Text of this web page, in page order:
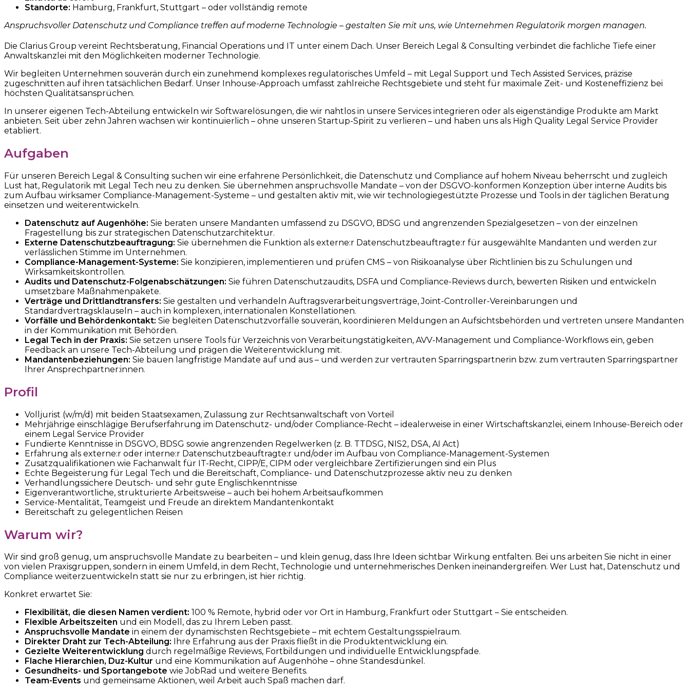
Standorte: Hamburg, Frankfurt, Stuttgart – oder vollständig remote
Anspruchsvoller Datenschutz und Compliance treffen auf moderne Technologie – gestalten Sie mit uns, wie Unternehmen Regulatorik morgen managen.
Die Clarius Group vereint Rechtsberatung, Financial Operations und IT unter einem Dach. Unser Bereich Legal & Consulting verbindet die fachliche Tiefe einer
Anwaltskanzlei mit den Möglichkeiten moderner Technologie.
Wir begleiten Unternehmen souverän durch ein zunehmend komplexes regulatorisches Umfeld – mit Legal Support und Tech Assisted Services, präzise
zugeschnitten auf ihren tatsächlichen Bedarf. Unser Inhouse-Approach umfasst zahlreiche Rechtsgebiete und steht für maximale Zeit- und Kosteneffizienz bei
höchsten Qualitätsansprüchen.
In unserer eigenen Tech-Abteilung entwickeln wir Softwarelösungen, die wir nahtlos in unsere Services integrieren oder als eigenständige Produkte am Markt
anbieten. Seit über zehn Jahren wachsen wir kontinuierlich – ohne unseren Startup-Spirit zu verlieren – und haben uns als High Quality Legal Service Provider
etabliert.
Aufgaben
Für unseren Bereich Legal & Consulting suchen wir eine erfahrene Persönlichkeit, die Datenschutz und Compliance auf hohem Niveau beherrscht und zugleich
Lust hat, Regulatorik mit Legal Tech neu zu denken. Sie übernehmen anspruchsvolle Mandate – von der DSGVO-konformen Konzeption über interne Audits bis
zum Aufbau wirksamer Compliance-Management-Systeme – und gestalten aktiv mit, wie wir technologiegestützte Prozesse und Tools in der täglichen Beratung
einsetzen und weiterentwickeln.
Datenschutz auf Augenhöhe: Sie beraten unsere Mandanten umfassend zu DSGVO, BDSG und angrenzenden Spezialgesetzen – von der einzelnen
Fragestellung bis zur strategischen Datenschutzarchitektur.
Externe Datenschutzbeauftragung: Sie übernehmen die Funktion als externe:r Datenschutzbeauftragte:r für ausgewählte Mandanten und werden zur
verlässlichen Stimme im Unternehmen.
Compliance-Management-Systeme: Sie konzipieren, implementieren und prüfen CMS – von Risikoanalyse über Richtlinien bis zu Schulungen und
Wirksamkeitskontrollen.
Audits und Datenschutz-Folgenabschätzungen: Sie führen Datenschutzaudits, DSFA und Compliance-Reviews durch, bewerten Risiken und entwickeln
umsetzbare Maßnahmenpakete.
Verträge und Drittlandtransfers: Sie gestalten und verhandeln Auftragsverarbeitungsverträge, Joint-Controller-Vereinbarungen und
Standardvertragsklauseln – auch in komplexen, internationalen Konstellationen.
Vorfälle und Behördenkontakt: Sie begleiten Datenschutzvorfälle souverän, koordinieren Meldungen an Aufsichtsbehörden und vertreten unsere Mandanten
in der Kommunikation mit Behörden.
Legal Tech in der Praxis: Sie setzen unsere Tools für Verzeichnis von Verarbeitungstätigkeiten, AVV-Management und Compliance-Workflows ein, geben
Feedback an unsere Tech-Abteilung und prägen die Weiterentwicklung mit.
Mandantenbeziehungen: Sie bauen langfristige Mandate auf und aus – und werden zur vertrauten Sparringspartnerin bzw. zum vertrauten Sparringspartner
Ihrer Ansprechpartner:innen.
Profil
Volljurist (w/m/d) mit beiden Staatsexamen, Zulassung zur Rechtsanwaltschaft von Vorteil
Mehrjährige einschlägige Berufserfahrung im Datenschutz- und/oder Compliance-Recht – idealerweise in einer Wirtschaftskanzlei, einem Inhouse-Bereich oder
einem Legal Service Provider
Fundierte Kenntnisse in DSGVO, BDSG sowie angrenzenden Regelwerken (z. B. TTDSG, NIS2, DSA, AI Act)
Erfahrung als externe:r oder interne:r Datenschutzbeauftragte:r und/oder im Aufbau von Compliance-Management-Systemen
Zusatzqualifikationen wie Fachanwalt für IT-Recht, CIPP/E, CIPM oder vergleichbare Zertifizierungen sind ein Plus
Echte Begeisterung für Legal Tech und die Bereitschaft, Compliance- und Datenschutzprozesse aktiv neu zu denken
Verhandlungssichere Deutsch- und sehr gute Englischkenntnisse
Eigenverantwortliche, strukturierte Arbeitsweise – auch bei hohem Arbeitsaufkommen
Service-Mentalität, Teamgeist und Freude an direktem Mandantenkontakt
Bereitschaft zu gelegentlichen Reisen
Warum wir?
Wir sind groß genug, um anspruchsvolle Mandate zu bearbeiten – und klein genug, dass Ihre Ideen sichtbar Wirkung entfalten. Bei uns arbeiten Sie nicht in einer
von vielen Praxisgruppen, sondern in einem Umfeld, in dem Recht, Technologie und unternehmerisches Denken ineinandergreifen. Wer Lust hat, Datenschutz und
Compliance weiterzuentwickeln statt sie nur zu erbringen, ist hier richtig.
Konkret erwartet Sie:
Flexibilität, die diesen Namen verdient: 100 % Remote, hybrid oder vor Ort in Hamburg, Frankfurt oder Stuttgart – Sie entscheiden.
Flexible Arbeitszeiten und ein Modell, das zu Ihrem Leben passt.
Anspruchsvolle Mandate in einem der dynamischsten Rechtsgebiete – mit echtem Gestaltungsspielraum.
Direkter Draht zur Tech-Abteilung:
Ihre Erfahrung aus der Praxis fließt in die Produktentwicklung ein.
Gezielte Weiterentwicklung durch regelmäßige Reviews, Fortbildungen und individuelle Entwicklungspfade.
Flache Hierarchien, Duz-Kultur und eine Kommunikation auf Augenhöhe – ohne Standesdünkel.
Gesundheits- und Sportangebote wie JobRad und weitere Benefits.
Team-Events und gemeinsame Aktionen, weil Arbeit auch Spaß machen darf.